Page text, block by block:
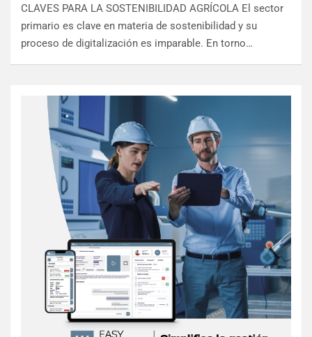
CLAVES PARA LA SOSTENIBILIDAD AGRÍCOLA El sector
primario es clave en materia de sostenibilidad y su
proceso de digitalización es imparable. En torno…